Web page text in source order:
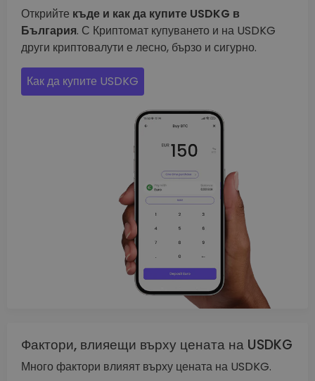
Открийте къде и как да купите USDKG в
България. С Криптомат купуването и на USDKG
други криптовалути е лесно, бързо и сигурно.
Как да купите USDKG
Фактори, влияещи върху цената на USDKG
Много фактори влияят върху цената на USDKG.